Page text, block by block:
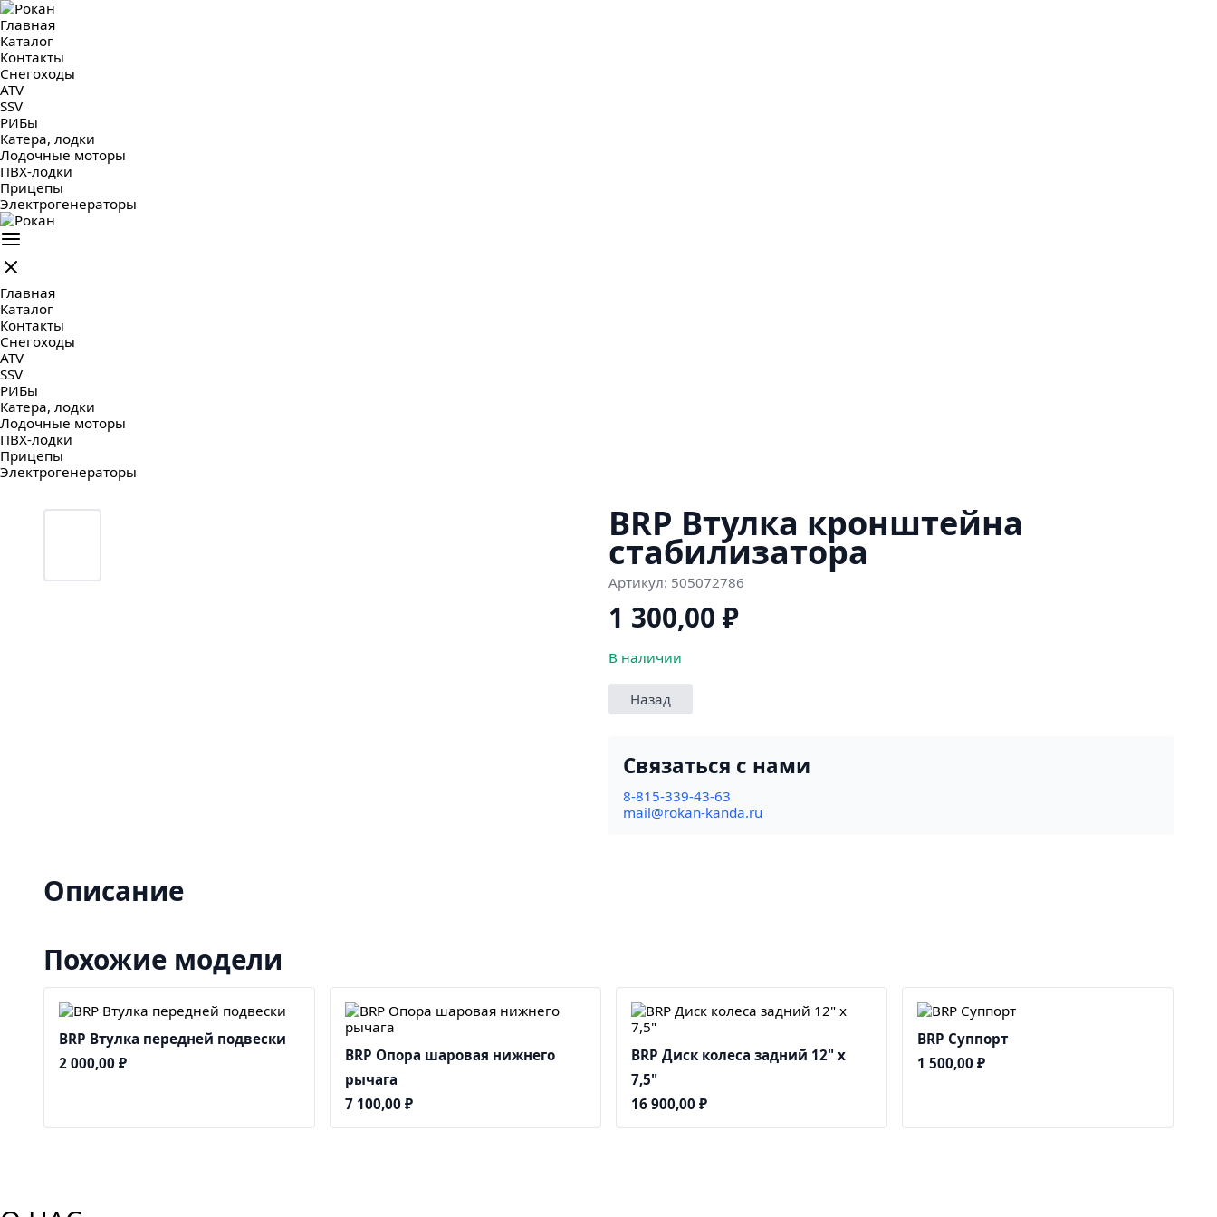
Главная
Каталог
Контакты
Снегоходы
ATV
SSV
РИБы
Катера, лодки
Лодочные моторы
ПВХ-лодки
Прицепы
Электрогенераторы
Главная
Каталог
Контакты
Снегоходы
ATV
SSV
РИБы
Катера, лодки
Лодочные моторы
ПВХ-лодки
Прицепы
Электрогенераторы
BRP Втулка кронштейна
стабилизатора
Артикул: 505072786
1 300,00 ₽
В наличии
Назад
Связаться с нами
8-815-339-43-63
mail@rokan-kanda.ru
Описание
Похожие модели
BRP Втулка передней подвески
2 000,00 ₽
BRP Опора шаровая нижнего
рычага
7 100,00 ₽
BRP Диск колеса задний 12" x
7,5"
16 900,00 ₽
BRP Суппорт
1 500,00 ₽